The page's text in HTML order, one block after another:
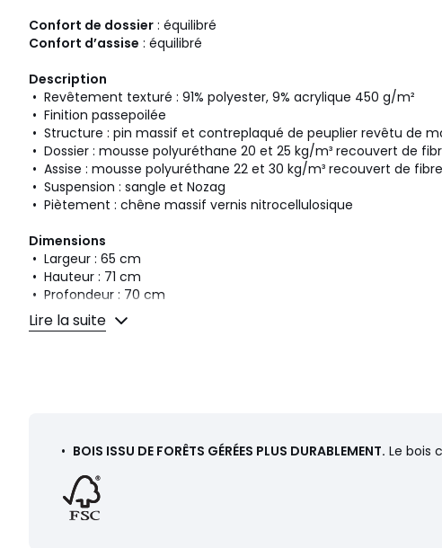
Confort de dossier : équilibré
Confort d’assise : équilibré
Description
• Revêtement texturé : 91% polyester, 9% acrylique 450 g/m²
• Finition passepoilée
• Structure : pin massif et contreplaqué de peuplier revêtu de
• Dossier : mousse polyuréthane 20 et 25 kg/m³ recouvert de
• Assise : mousse polyuréthane 22 et 30 kg/m³ recouvert de
• Suspension : sangle et Nozag
• Piètement : chêne massif vernis nitrocellulosique
Dimensions
• Largeur : 65 cm
• Hauteur : 71 cm
• Profondeur : 70 cm
• Assise : L50 x H42 x P50 cm
Dimensions et poids des colis
• L79 x H70 x P74 cm, 19 kg
Lire la suite
• BOIS ISSU DE FORÊTS GÉRÉES PLUS DURABLEMENT. Le bois